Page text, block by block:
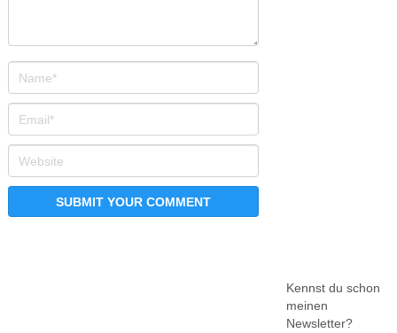
Kennst du schon
meinen
Newsletter?